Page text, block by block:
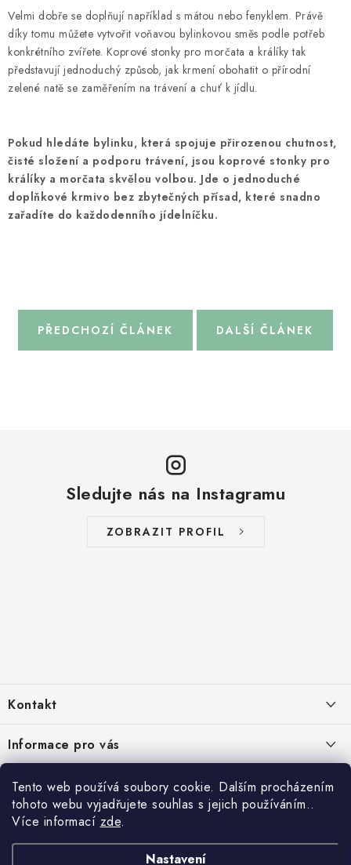
Tento web používá soubory cookie. Dalším procházením
tohoto webu vyjadřujete souhlas s jejich používáním..
Více informací zde.
Nastavení
Velmi dobře se doplňují například s mátou nebo fenyklem. Právě
díky tomu můžete vytvořit voňavou bylinkovou směs podle potřeb
konkrétního zvířete. Koprové stonky pro morčata a králíky tak
představují jednoduchý způsob, jak krmení obohatit o přírodní
zelené natě se zaměřením na trávení a chuť k jídlu.
Pokud hledáte bylinku, která spojuje přirozenou chutnost,
čisté složení a podporu trávení, jsou koprové stonky pro
králíky a morčata skvělou volbou. Jde o jednoduché
doplňkové krmivo bez zbytečných přísad, které snadno
zařadíte do každodenního jídelníčku.
PŘEDCHOZÍ ČLÁNEK DALŠÍ ČLÁNEK
Sledujte nás na Instagramu
ZOBRAZIT PROFIL
p
a
t
Kontakt
zelenyusak.cz
Facebook
Instagram
Informace pro vás
Často kladené otázky
Čtyřikrát proč
Krmivo je 100 % přírodní
Kvalitní prémiové krmivo
Platební metody
Podporujeme oblíbené platební metody: